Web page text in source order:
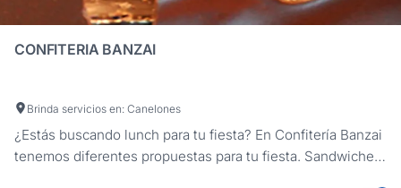
CONFITERIA BANZAI
Brinda servicios en: Canelones
¿Estás buscando lunch para tu fiesta? En Confitería Banzai
tenemos diferentes propuestas para tu fiesta. Sandwiches,